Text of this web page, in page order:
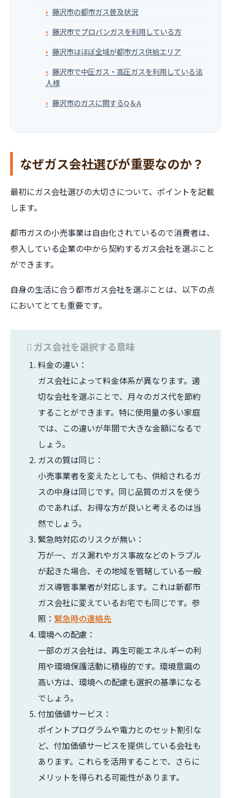
藤沢市の都市ガス普及状況
藤沢市でプロパンガスを利用している方
藤沢市はほぼ全域が都市ガス供給エリア
藤沢市で中圧ガス・高圧ガスを利用している法
人様
藤沢市のガスに関するQ＆A
なぜガス会社選びが重要なのか？
最初にガス会社選びの大切さについて、ポイントを記載
します。
都市ガスの小売事業は自由化されているので消費者は、
参入している企業の中から契約するガス会社を選ぶこと
ができます。
自身の生活に合う都市ガス会社を選ぶことは、以下の点
においてとても重要です。
ガス会社を選択する意味
料金の違い：
ガス会社によって料金体系が異なります。適
切な会社を選ぶことで、月々のガス代を節約
することができます。特に使用量の多い家庭
では、この違いが年間で大きな金額になるで
しょう。
ガスの質は同じ：
小売事業者を変えたとしても、供給されるガ
スの中身は同じです。同じ品質のガスを使う
のであれば、お得な方が良いと考えるのは当
然でしょう。
緊急時対応のリスクが無い：
万が一、ガス漏れやガス事故などのトラブル
が起きた場合、その地域を管轄している一般
ガス導管事業者が対応します。これは新都市
ガス会社に変えているお宅でも同じです。参
照： 緊急時の連絡先
環境への配慮：
一部のガス会社は、再生可能エネルギーの利
用や環境保護活動に積極的です。環境意識の
高い方は、環境への配慮も選択の基準になる
でしょう。
付加価値サービス：
ポイントプログラムや電力とのセット割引な
ど、付加価値サービスを提供している会社も
あります。これらを活用することで、さらに
メリットを得られる可能性があります。